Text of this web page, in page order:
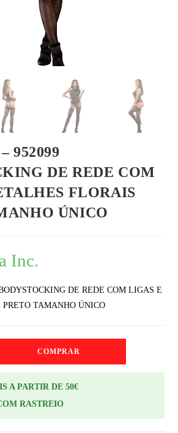
952099
DE REDE COM
FLORAIS
ÚNICO
Inc.
DE REDE COM LIGAS E
TAMANHO ÚNICO
COMPRAR
A PARTIR DE 50€
RASTREIO